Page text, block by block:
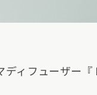
ィフューザー